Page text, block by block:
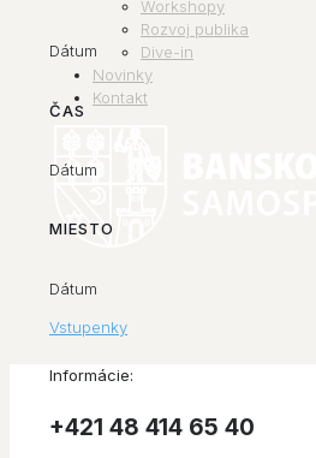
Workshopy
Rozvoj publika
Dive-in
Novinky
Kontakt
Dátum
ČAS
Dátum
MIESTO
Dátum
Vstupenky
Informácie:
+421 48 414 65 40​